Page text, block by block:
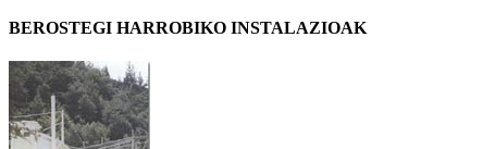
BEROSTEGI HARROBIKO INSTALAZIOAK